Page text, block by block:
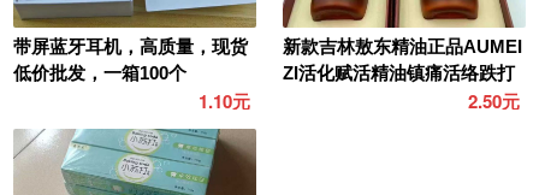
带屏蓝牙耳机，高质量，现货
低价批发，一箱100个
1.10元
新款吉林敖东精油正品AUMEI
ZI活化赋活精油镇痛活络跌打
喷雾，原箱一箱40瓶，..2.50元